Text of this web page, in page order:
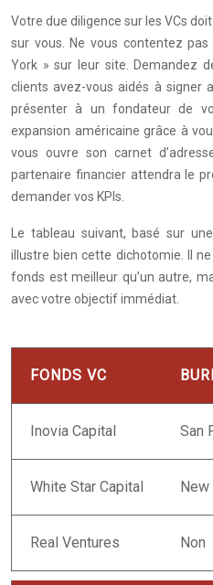
Votre due diligence sur les VCs
sur vous. Ne vous contentez
York » sur leur site. Demandez
clients avez-vous aidés à signer
présenter à un fondateur de
expansion américaine grâce à
vous ouvre son carnet
partenaire financier attendra le
demander vos KPIs.
Le tableau suivant, basé sur
illustre bien cette dichotomie. Il ne
fonds est meilleur qu’un autre,
avec votre objectif immédiat.
FONDS VC
Inovia Capital San
White Star Capital New
Real Ventures Non